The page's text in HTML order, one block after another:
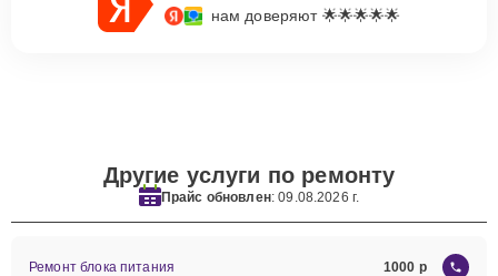
нам доверяют 🌟🌟🌟🌟🌟
Другие услуги по ремонту
Прайс обновлен: 09.08.2026 г.
Ремонт блока питания 1000